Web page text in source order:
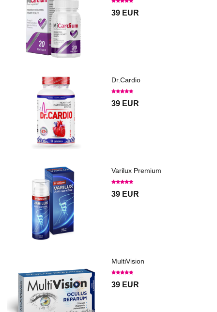
39 EUR
Dr.Cardio
39 EUR
Varilux Premium
39 EUR
MultiVision
39 EUR